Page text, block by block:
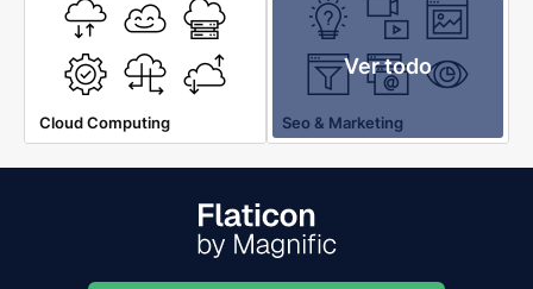
Cloud Computing
Ver todo
Seo & Marketing